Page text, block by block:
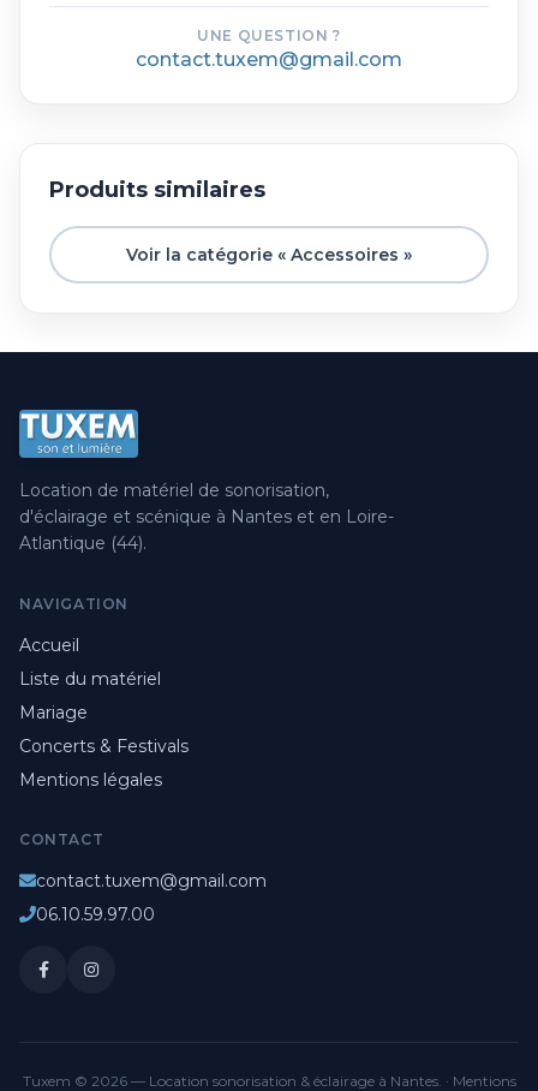
UNE QUESTION ?
contact.tuxem@gmail.com
Produits similaires
Voir la catégorie « Accessoires »
Location de matériel de sonorisation,
d'éclairage et scénique à Nantes et en Loire-
Atlantique (44).
NAVIGATION
Accueil
Liste du matériel
Mariage
Concerts & Festivals
Mentions légales
CONTACT
contact.tuxem@gmail.com
06.10.59.97.00
Tuxem © 2026 — Location sonorisation & éclairage à Nantes. · Mentions